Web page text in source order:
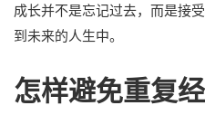
成长并不是忘记过去，而是接
到未来的人生中。
怎样避免重复